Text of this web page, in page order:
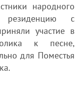
народного
резиденцию с
участие в
к песне,
для Поместья